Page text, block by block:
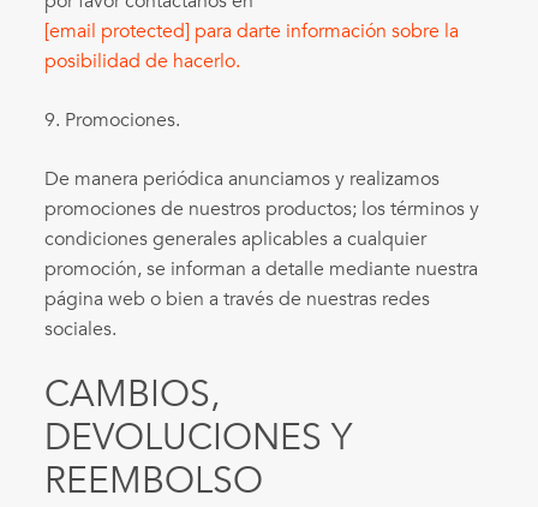
[email protected] para darte información sobre la
posibilidad de hacerlo.
9. Promociones.
De manera periódica anunciamos y realizamos
promociones de nuestros productos; los términos y
condiciones generales aplicables a cualquier
promoción, se informan a detalle mediante nuestra
página web o bien a través de nuestras redes
sociales.
CAMBIOS,
DEVOLUCIONES Y
REEMBOLSO